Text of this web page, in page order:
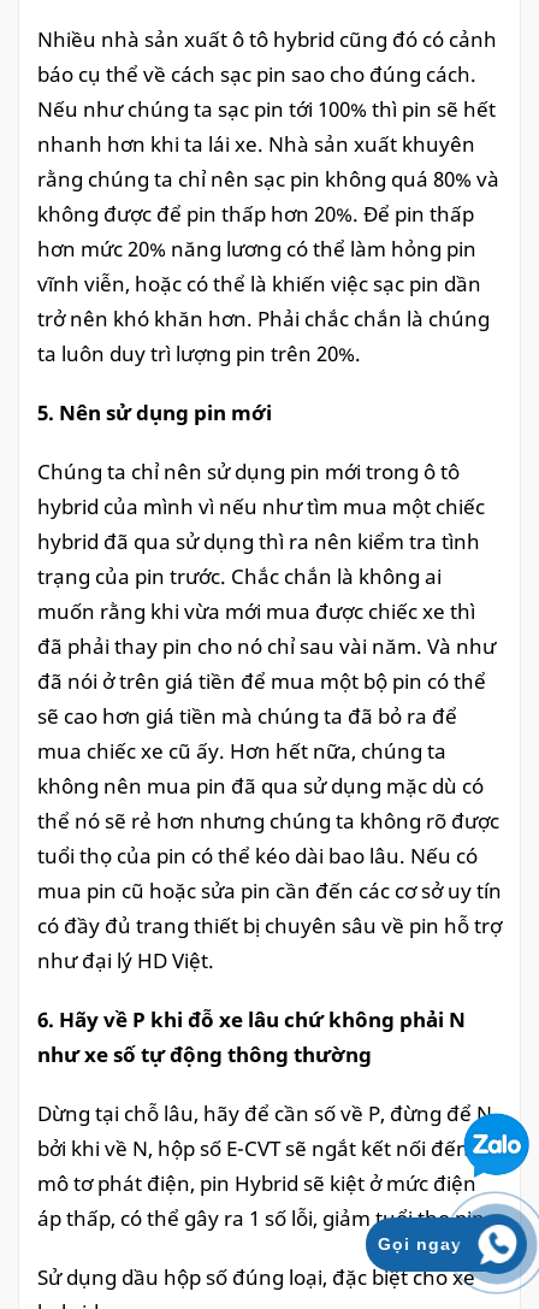
Nhiều nhà sản xuất ô tô hybrid cũng đó có cảnh
báo cụ thể về cách sạc pin sao cho đúng cách.
Nếu như chúng ta sạc pin tới 100% thì pin sẽ hết
nhanh hơn khi ta lái xe. Nhà sản xuất khuyên
rằng chúng ta chỉ nên sạc pin không quá 80% và
không được để pin thấp hơn 20%. Để pin thấp
hơn mức 20% năng lương có thể làm hỏng pin
vĩnh viễn, hoặc có thể là khiến việc sạc pin dần
trở nên khó khăn hơn. Phải chắc chắn là chúng
ta luôn duy trì lượng pin trên 20%.
5. Nên sử dụng pin mới
Chúng ta chỉ nên sử dụng pin mới trong ô tô
hybrid của mình vì nếu như tìm mua một chiếc
hybrid đã qua sử dụng thì ra nên kiểm tra tình
trạng của pin trước. Chắc chắn là không ai
muốn rằng khi vừa mới mua được chiếc xe thì
đã phải thay pin cho nó chỉ sau vài năm. Và như
đã nói ở trên giá tiền để mua một bộ pin có thể
sẽ cao hơn giá tiền mà chúng ta đã bỏ ra để
mua chiếc xe cũ ấy. Hơn hết nữa, chúng ta
không nên mua pin đã qua sử dụng mặc dù có
thể nó sẽ rẻ hơn nhưng chúng ta không rõ được
tuổi thọ của pin có thể kéo dài bao lâu. Nếu có
mua pin cũ hoặc sửa pin cần đến các cơ sở uy tín
có đầy đủ trang thiết bị chuyên sâu về pin hỗ trợ
như đại lý HD Việt.
6. Hãy về P khi đỗ xe lâu chứ không phải N
như xe số tự động thông thường
Dừng tại chỗ lâu, hãy để cần số về P, đừng để N
bởi khi về N, hộp số E-CVT sẽ ngắt kết nối đến
mô tơ phát điện, pin Hybrid sẽ kiệt ở mức điện
áp thấp, có thể gây ra 1 số lỗi, giảm tuổi thọ pin.
Sử dụng dầu hộp số đúng loại, đặc biệt cho xe
Gọi ngay